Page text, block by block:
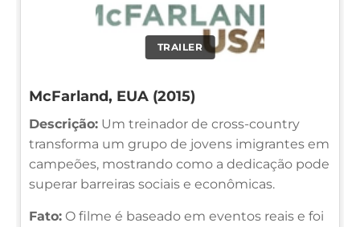
TRAILER
McFarland, EUA (2015)
Descrição: Um treinador de cross-country
transforma um grupo de jovens imigrantes em
campeões, mostrando como a dedicação pode
superar barreiras sociais e econômicas.
Fato: O filme é baseado em eventos reais e foi